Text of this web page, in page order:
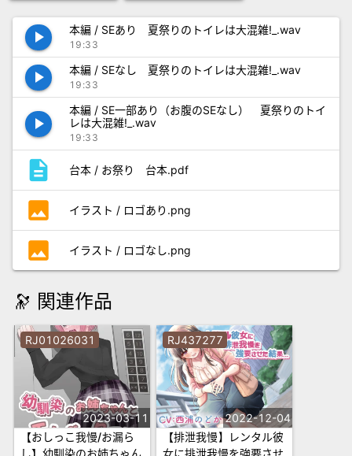
play_arrow 本編 / SEあり 夏祭りのトイレは大混雑!_.wav
19:33
play_arrow 本編 / SEなし 夏祭りのトイレは大混雑!_.wav
19:33
play_arrow
本編 / SE一部あり（お腹のSEなし） 夏祭りのトイ
レは大混雑!_.wav
19:33
description 台本 / お祭り 台本.pdf
photo イラスト / ロゴあり.png
photo イラスト / ロゴなし.png
🔭 関連作品
RJ01026031
2023-03-11
【おしっこ我慢/お漏ら
し】幼馴染のお姉ちゃん
RJ437277
2022-12-04
【排泄我慢】レンタル彼
女に排泄我慢を強要させ